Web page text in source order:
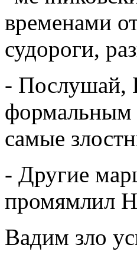
временами
судороги,
- Послушай,
формальным
самые
- Другие
промямлил
Вадим зло